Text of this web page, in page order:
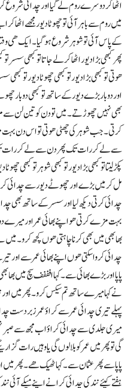
اٹھا کر دوسرے روم لے گیا اور چدائی شروع
میں روم سے باہر آئی تو چھوٹا دیور مجھے اٹھا
کے پاس آئی تو شوہر شروع ہو گیا۔ ایک
پھر کبھی بڑا دیور اٹھا کر لے جاتا تو کبھی سسر
ھوتی تو کبھی بڑا دیور تو کبھی چھوٹا دیور تو
اور دو بار بڑے دیور کے ساتھ تو کبھی دو بار
بھی نہیں چھوڑتے۔ میں تو دن کو تین لن
کرتی۔ جب شوہر کی چھٹی ھوتی تو اس دن
سے لےکر رات تک پھر دن سے لےکر رات
پکڑ لیتا تو کبھی بڑا دیور تو کبھی شوہر تو کبھی
مل کر میں بڑے اور چھوٹے دیور سے چدائی
چدائی کرتی دیکھ لیا اور سسر کے ساتھ بھی
بہت مزے کرتی ھو اپنے بھائی عمر اور میرے
بھابھی میں بھی کرنا چاہتی ھوں کچھ کرو۔
چدائی کر وا سکتی ھوں اپنے بھائی عمر سے اور
پاپا اور بڑے بھائی سے ۔ کہا افففف سچ میں
نے کہا میرے ساتھ تم سیکس کرو۔ پھر میں
پہلے تیری چدائی عمر سے کراؤ عمر زبردست
میری جلدی سے چدائی کراؤ اب مجھ سے صبر
گی تو پھر میں عمر کو بلا لوں گی یا وہیں رات
پاپا سے پھر عثمان سے۔ کہا ٹھیک ھے۔ پھر
ہفتے کیئے نند کی چدائی کرانے اپنے میکے آئی